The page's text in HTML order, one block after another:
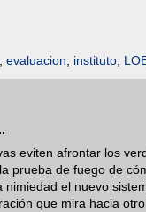
evaluacion instituto
eviten afrontar los
prueba de fuego de
nimiedad el nuevo
que mira hacia